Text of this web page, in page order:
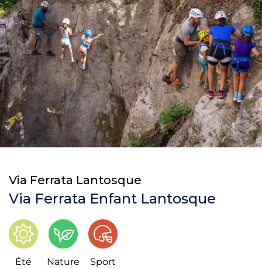
Via Ferrata Lantosque
Via Ferrata Enfant Lantosque
Été Nature Sport